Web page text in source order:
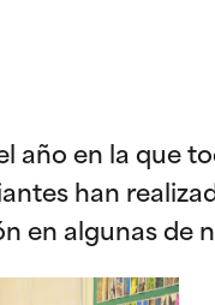
año en la que
han
en algunas de